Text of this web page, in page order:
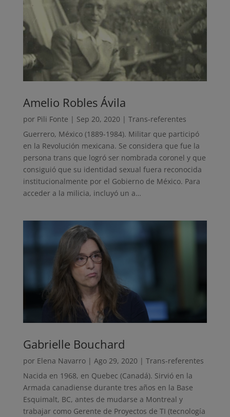
Amelio Robles Ávila
por Pili Fonte | Sep 20, 2020 | Trans-referentes
Guerrero, México (1889-1984). Militar que participó
en la Revolución mexicana. Se considera que fue la
persona trans que logró ser nombrada coronel y que
consiguió que su identidad sexual fuera reconocida
institucionalmente por el Gobierno de México. Para
acceder a la milicia, incluyó un a…
Gabrielle Bouchard
por Elena Navarro| Ago 29, 2020 | Trans-referentes
Nacida en 1968, en Quebec (Canadá). Sirvió en la
Armada canadiense durante tres años en la Base
Esquimalt, BC, antes de mudarse a Montreal y
trabajar como Gerente de Proyectos de TI (tecnología